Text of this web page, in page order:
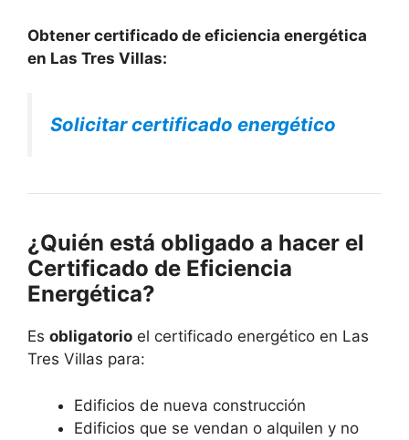
Obtener certificado de eficiencia energética
en Las Tres Villas:
Solicitar certificado energético
¿Quién está obligado a hacer el
Certificado de Eficiencia
Energética?
Es obligatorio el certificado energético en Las
Tres Villas para:
Edificios de nueva construcción
Edificios que se vendan o alquilen y no